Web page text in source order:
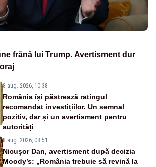
frână lui Trump. Avertisment dur
8 aug. 2026, 10:38
România își păstrează ratingul
recomandat investițiilor. Un semnal
pozitiv, dar și un avertisment pentru
autorități
8 aug. 2026, 08:51
Nicușor Dan, avertisment după decizia
Moody’s: „România trebuie să revină la